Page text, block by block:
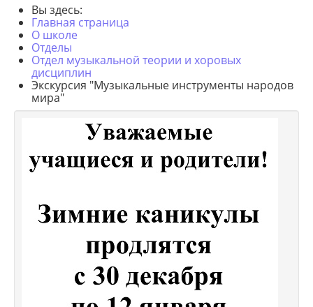
Вы здесь:
Главная страница
О школе
Отделы
Отдел музыкальной теории и хоровых
дисциплин
Экскурсия "Музыкальные инструменты народов
мира"